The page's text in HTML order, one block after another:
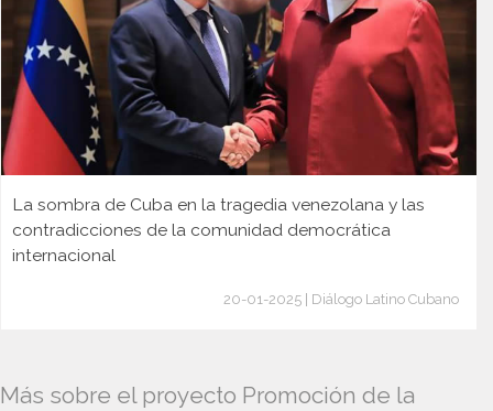
La sombra de Cuba en la tragedia venezolana y las
contradicciones de la comunidad democrática
internacional
20-01-2025 | Diálogo Latino Cubano
Más sobre el proyecto Promoción de la